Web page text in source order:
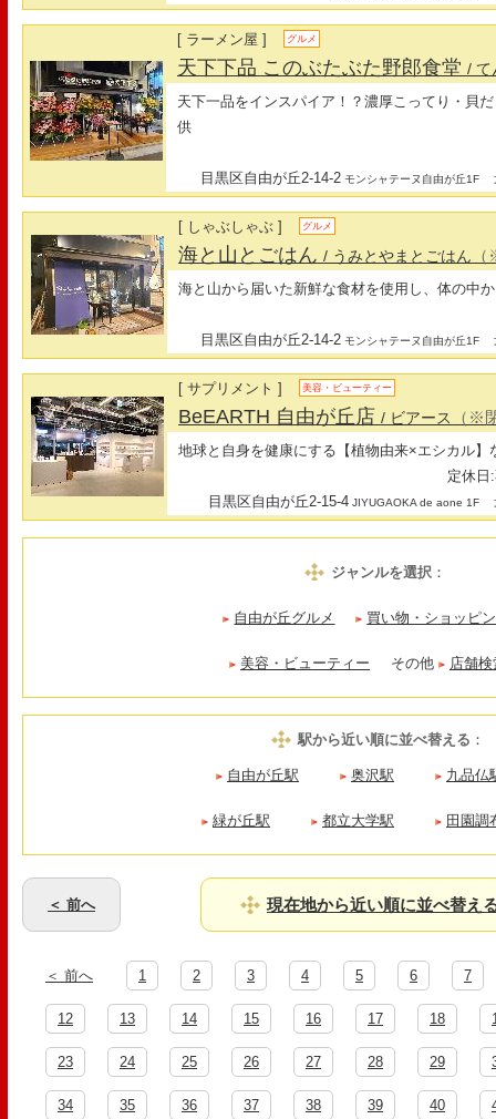
[ ラーメン屋 ] グルメ
天下下品 このぶたぶた野郎食堂/ て
天下一品をインスパイア！？濃厚こってり・貝
供
目黒区自由が丘2-14-2 モンシャテーヌ自由が丘1F
[ しゃぶしゃぶ ] グルメ
海と山とごはん/ うみとやまとごはん
海と山から届いた新鮮な食材を使用し、体の中
目黒区自由が丘2-14-2 モンシャテーヌ自由が丘1F
[ サプリメント ] 美容・ビューティー
BeEARTH 自由が丘店/ ビアース （※
地球と自身を健康にする【植物由来×エシカル】
定休日:
目黒区自由が丘2-15-4 JIYUGAOKA de aone 1F
ジャンルを選択：
自由が丘グルメ 買い物・ショッピ
美容・ビューティー その他 店舗
駅から近い順に並べ替える ：
自由が丘駅 奥沢駅 九品仏
緑が丘駅 都立大学駅 田園調
＜ 前へ 現在地から近い順に並べ替え
＜ 前へ 1 2 3 4 5 6 7
12 13 14 15 16 17 18
23 24 25 26 27 28 29
34 35 36 37 38 39 40